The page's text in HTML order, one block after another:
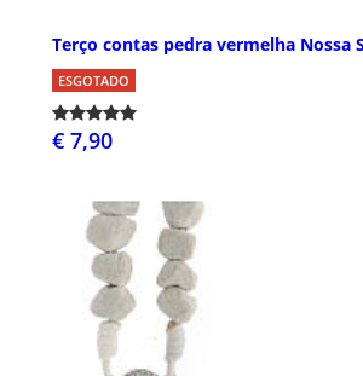
Terço contas pedra vermelha Nossa
ESGOTADO
€ 7,90